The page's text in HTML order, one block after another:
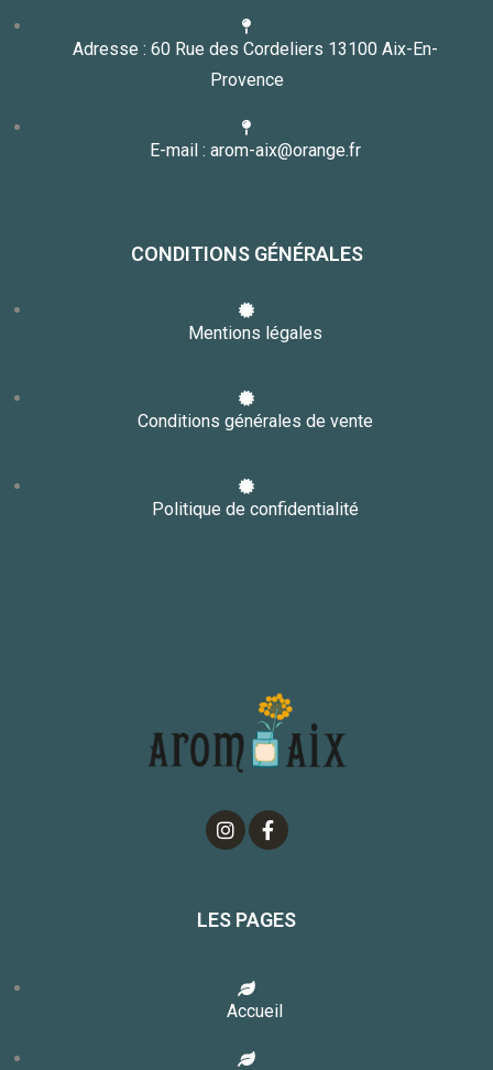
Adresse : 60 Rue des Cordeliers 13100 Aix-En-
Provence
E-mail : arom-aix@orange.fr
CONDITIONS GÉNÉRALES
Mentions légales
Conditions générales de vente
Politique de confidentialité
LES PAGES
Accueil